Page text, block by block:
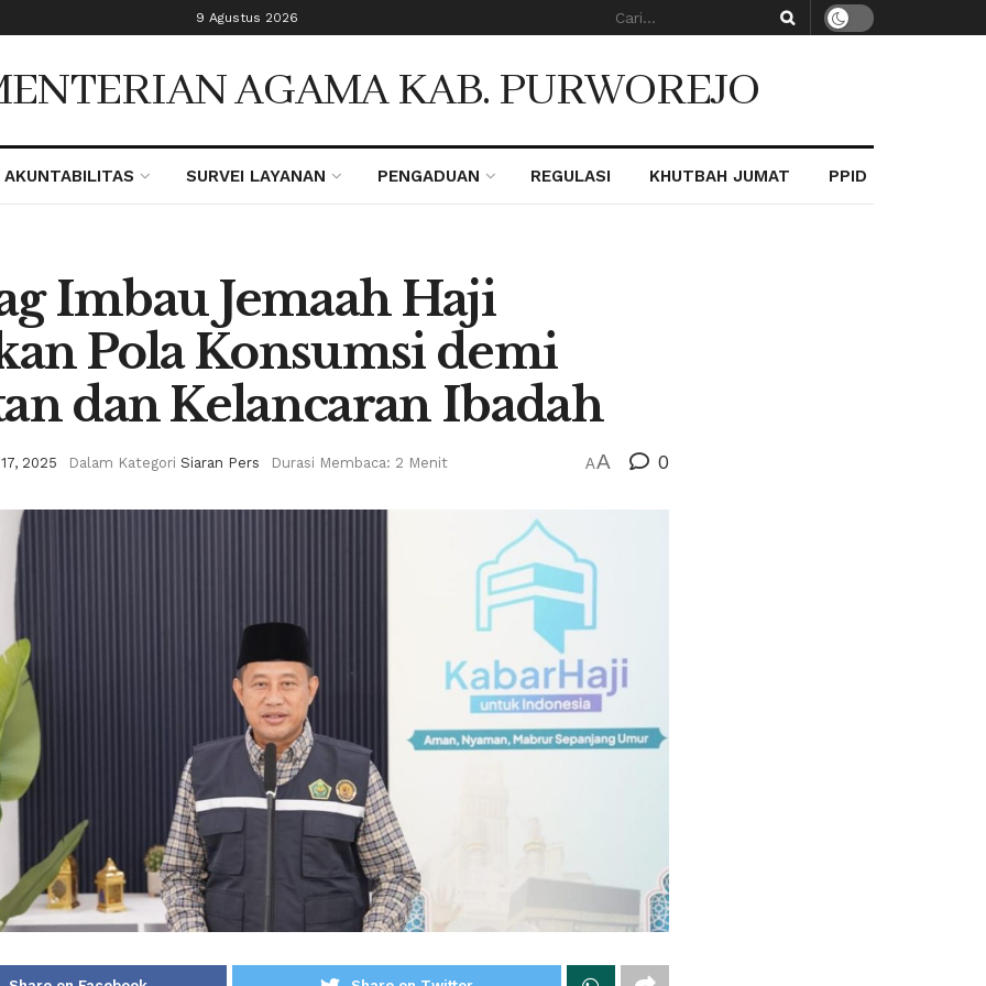
9 Agustus 2026
AGAMA KAB. PURWOREJO
AKUNTABILITAS SURVEI LAYANAN PENGADUAN REGULASI KHUTBAH JUMAT PPID
Imbau Jemaah Haji
Pola Konsumsi demi
dan Kelancaran Ibadah
2025 Dalam Kategori Siaran Pers Durasi Membaca: 2 Menit AA 0